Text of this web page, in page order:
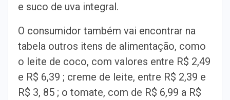
e suco de uva integral.
O consumidor também vai encontrar na
tabela outros itens de alimentação, como
o leite de coco, com valores entre R$ 2,49
e R$ 6,39 ; creme de leite, entre R$ 2,39 e
R$ 3, 85 ; o tomate, com de R$ 6,99 a R$